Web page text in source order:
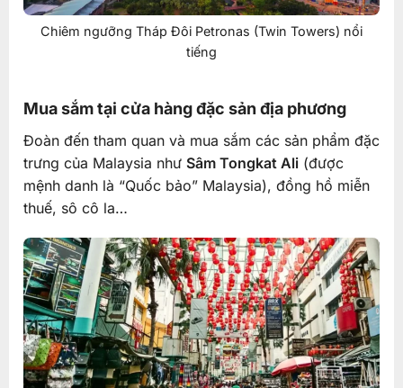
Chiêm ngưỡng Tháp Đôi Petronas (Twin Towers) nổi
tiếng
Mua sắm tại cửa hàng đặc sản địa phương
Đoàn đến tham quan và mua sắm các sản phẩm đặc
trưng của Malaysia như Sâm Tongkat Ali(được
mệnh danh là “Quốc bảo” Malaysia), đồng hồ miễn
thuế, sô cô la…